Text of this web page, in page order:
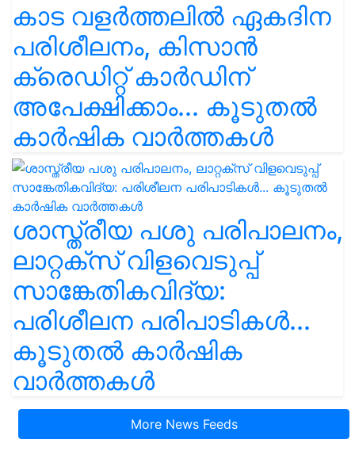
കാട വളര്‍ത്തലിൽ ഏകദിന
പരിശീലനം, കിസാൻ
ക്രെഡിറ്റ് കാർഡിന്
അപേക്ഷിക്കാം... കൂടുതൽ
കാർഷിക വാർത്തകൾ
ശാസ്ത്രീയ പശു പരിപാലനം,
ലാറ്റക്സ് വിളവെടുപ്പ്
സാങ്കേതികവിദ്യ:
പരിശീലന പരിപാടികൾ...
കൂടുതൽ കാർഷിക
വാർത്തകൾ
More News Feeds